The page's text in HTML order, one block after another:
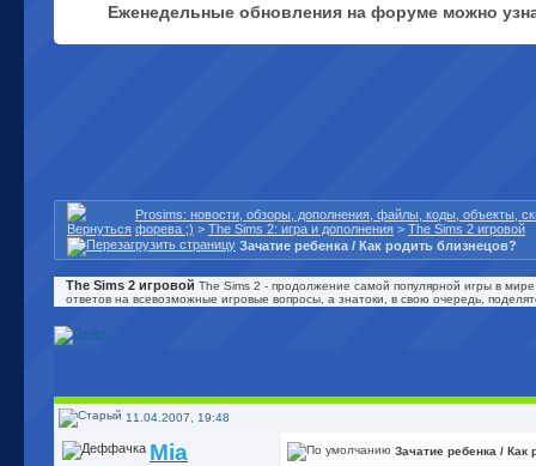
Еженедельные обновления на форуме можно
Prosims: новости, обзоры, дополнения, файлы, коды, объекты,
форева ;) > The Sims 2: игра и дополнения > The Sims 2 игровой
Зачатие ребенка / Как родить близнецов?
The Sims 2 игровой The Sims 2 - продолжение самой популярной игры в
ответов на всевозможные игровые вопросы, а знатоки, в свою очередь,
11.04.2007, 19:48
Mia
Зачатие ребенка / Как